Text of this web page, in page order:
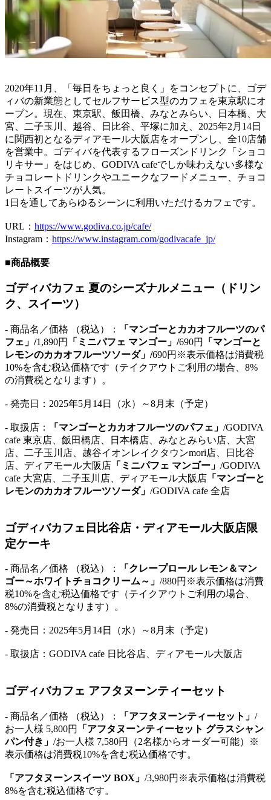
2020年11月、「毎日をちょっと良く」をコンセプトに、ゴデ
ィバの新業態としてセルフサービス型のカフェを東京駅にオ
ープン。現在、東京駅、飯田橋、みなとみらい、日本橋、大
宮、二子玉川、越谷、日比谷、平塚に加え、2025年2月14日
に関西初となるディアモール大阪店をオープンし、全10店舗
を営業中。ゴディバを代表するフローズンドリンク「ショコ
リキサー」をはじめ、GODIVA cafeでしか味わえない多様な
チョコレートドリンクやユニークなフードメニュー、チョコ
レートスイーツが人気。
1日を通してあらゆるシーンに利用いただけるカフェです。
URL： https://www.godiva.co.jp/cafe/
Instagram： https://www.instagram.com/godivacafe_jp/
■商品概要
ゴディバカフェ 夏のシーズナルメニュー（ドリン
ク、スイーツ）
- 商品名／価格 （税込）：
「マンゴーとカカオフルーツのパ
フェ」/1,890円 「ミニパフェ マンゴー」/690円
「マンゴーと
レモンのカカオフルーツソーダ」/690円※表示価格は消費税
10%を含む税込価格です（テイクアウトご利用の場合、8%
の消費税となります）。
- 発売日：2025年5月14日（水）～8月末（予定）
- 取扱店： 「マンゴーとカカオフルーツのパフェ」 /GODIVA
cafe 東京店、飯田橋店、日本橋店、みなとみらい店、大宮
店、二子玉川店、越谷イオンレイクタウンmori店、日比谷
店、ディアモール大阪店 「ミニパフェ マンゴー」 /GODIVA
cafe 大宮店、二子玉川店、ディアモール大阪店 「マンゴーと
レモンのカカオフルーツソーダ」 /GODIVA cafe 全店
ゴディバカフェ日比谷店・ディアモール大阪店限
定ケーキ
- 商品名／価格 （税込）：
「クレープロール レモン＆マン
ゴー～ホワイトチョコクリーム～」 /880円※表示価格は消費
税10%を含む税込価格です（テイクアウトご利用の場合、
8%の消費税となります）。
- 発売日：2025年5月14日（水）～8月末（予定）
- 取扱店：GODIVA cafe 日比谷店、ディアモール大阪店
ゴディバカフェ アフタヌーンティーセット
- 商品名／価格 （税込）： 「アフタヌーンティーセット」 /
お一人様 5,800円
「アフタヌーンティーセット グラスシャン
パン付き」 /お一人様 7,580円（2名様からオーダー可能）※
表示価格は消費税10%を含む税込価格です。
「アフタヌーンスイーツ BOX」 /3,980円※表示価格は消費税
8%を含む税込価格です。